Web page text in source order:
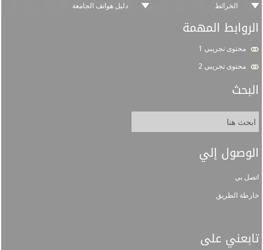
الخرائط
دليل هواتف الجامعة
الروابط المهمة
محتوى تجريبي 1
محتوى تجريبي 2
البحث
الوصول إلي
اتصل بي
خارطة الطريق
تابعني على